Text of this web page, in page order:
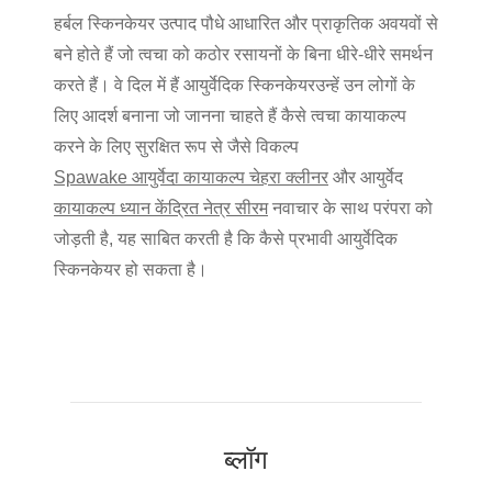
हर्बल स्किनकेयर उत्पाद पौधे आधारित और प्राकृतिक अवयवों से
बने होते हैं जो त्वचा को कठोर रसायनों के बिना धीरे-धीरे समर्थन
करते हैं। वे दिल में हैं आयुर्वेदिक स्किनकेयरउन्हें उन लोगों के
लिए आदर्श बनाना जो जानना चाहते हैं कैसे त्वचा कायाकल्प
करने के लिए सुरक्षित रूप से जैसे विकल्प
Spawake आयुर्वेदा कायाकल्प चेहरा क्लीनर और आयुर्वेद
कायाकल्प ध्यान केंद्रित नेत्र सीरमनवाचार के साथ परंपरा को
जोड़ती है, यह साबित करती है कि कैसे प्रभावी आयुर्वेदिक
स्किनकेयर हो सकता है।
ब्लॉग